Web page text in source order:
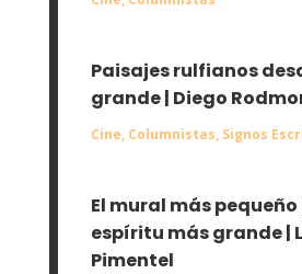
Paisajes rulfianos
grande | Diego
Cine, Columnistas, Signos
El mural más
espíritu más grande |
Pimentel